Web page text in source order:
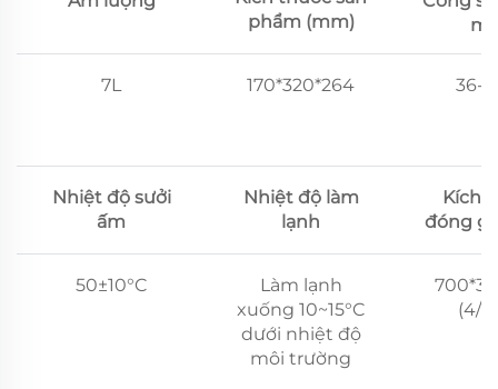
phẩm (mm)
7L 170*320*264 36-
Nhiệt độ sưởi
ấm
Nhiệt độ làm
lạnh
Kích
đóng
50±10°C
Làm lạnh
xuống 10~15°C
dưới nhiệt độ
môi trường
(4/